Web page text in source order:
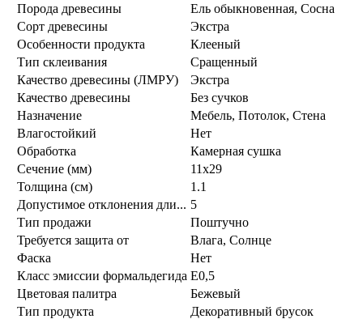
Порода древесины
Ель обыкновенная, Сосна
Сорт древесины
Экстра
Особенности продукта
Клееный
Тип склеивания
Сращенный
Качество древесины (ЛМРУ)
Экстра
Качество древесины
Без сучков
Назначение
Мебель, Потолок, Стена
Влагостойкий
Нет
Обработка
Камерная сушка
Сечение (мм)
11х29
Толщина (см)
1.1
Допустимое отклонения дли... 5
Тип продажи
Поштучно
Требуется защита от
Влага, Солнце
Фаска
Нет
Класс эмиссии формальдегида E0,5
Цветовая палитра
Бежевый
Тип продукта
Декоративный брусок